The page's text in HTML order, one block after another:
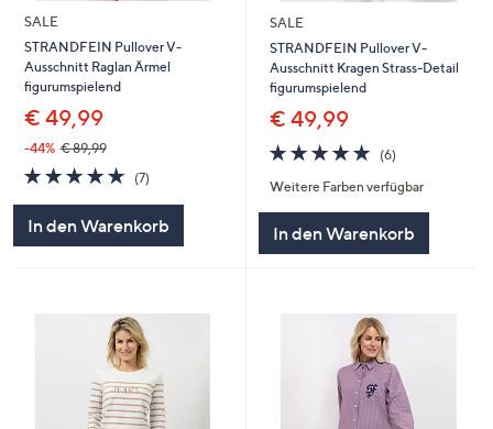
SALE
STRANDFEIN Pullover V-
Ausschnitt Raglan Ärmel
figurumspielend
€ 49,99
-44% € 89,99
4.9
von
(7)7
In den Warenkorb
SALE
STRANDFEIN Pullover V-
Ausschnitt Kragen Strass-Detail
figurumspielend
€ 49,99
4.8
von
5
(6)
Weitere Farben verfügbar
In den Warenkorb